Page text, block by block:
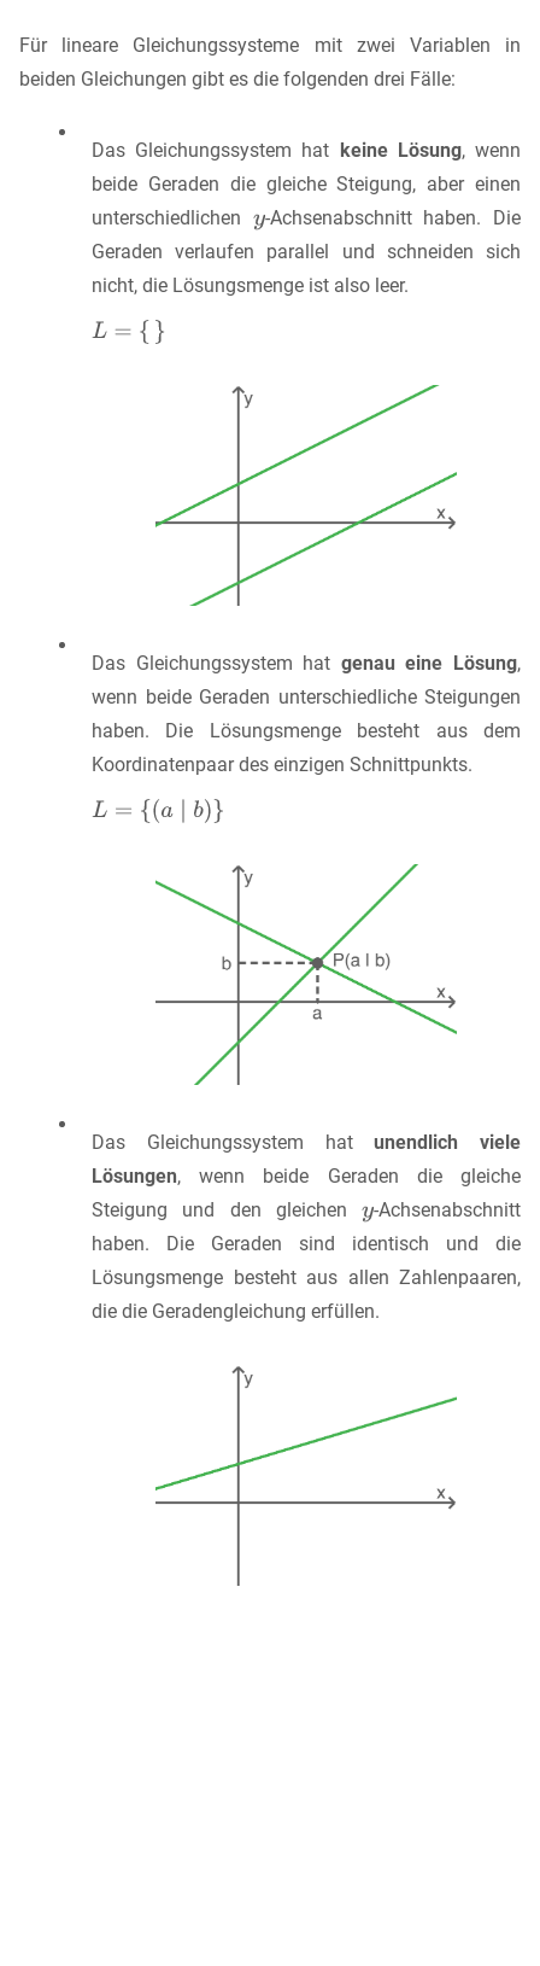
Für lineare Gleichungssysteme mit zwei Variablen in
beiden Gleichungen gibt es die folgenden drei Fälle:
Das Gleichungssystem hat keine Lösung, wenn
beide Geraden die gleiche Steigung, aber einen
unterschiedlichen
-Achsenabschnitt haben. Die
Geraden verlaufen parallel und schneiden sich
nicht, die Lösungsmenge ist also leer.
Das Gleichungssystem hat genau eine Lösung,
wenn beide Geraden unterschiedliche Steigungen
haben. Die Lösungsmenge besteht aus dem
Koordinatenpaar des einzigen Schnittpunkts.
Das Gleichungssystem hatunendlich viele
Lösungen, wenn beide Geraden die gleiche
Steigung und den gleichen -Achsenabschnitt
haben. Die Geraden sind identisch und die
Lösungsmenge besteht aus allen Zahlenpaaren,
die die Geradengleichung erfüllen.